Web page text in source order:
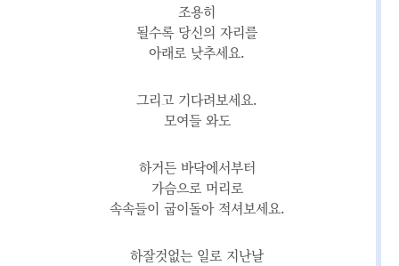
조용히
될수록 당신의 자리를
아래로 낮추세요.
그리고 기다려보세요.
모여들 와도
하거든 바닥에서부터
가슴으로 머리로
속속들이 굽이돌아 적셔보세요.
하잘것없는 일로 지난날